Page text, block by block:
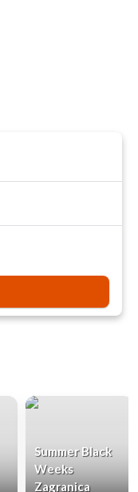
Summer Black
Weeks
Zagranica